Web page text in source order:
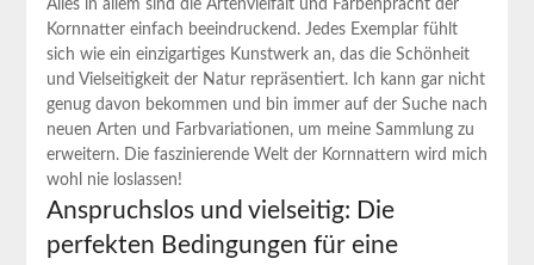
Alles in allem sind die Artenvielfalt und Farbenpracht der
Kornnatter einfach beeindruckend. Jedes Exemplar fühlt
sich wie ein einzigartiges Kunstwerk an, das die Schönheit
und Vielseitigkeit der Natur repräsentiert. Ich kann gar nicht
genug davon bekommen und bin immer auf der Suche nach
neuen Arten und Farbvariationen, um meine Sammlung zu
erweitern. Die faszinierende Welt der Kornnattern wird mich
wohl nie loslassen!
Anspruchslos und vielseitig: Die
perfekten Bedingungen für eine